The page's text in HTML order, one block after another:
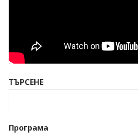
ТЪРСЕНЕ
Програма